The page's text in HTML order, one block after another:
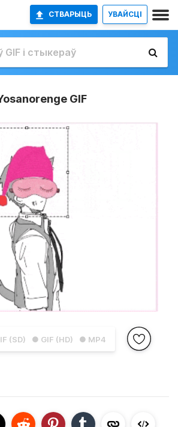
СТВАРЫЦЬ УВАЙСЦІ
GIF
(SD) ● GIF (HD) ● MP4